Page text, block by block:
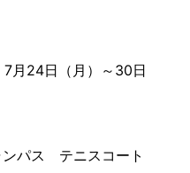
24日（月）～30日
パス テニスコート